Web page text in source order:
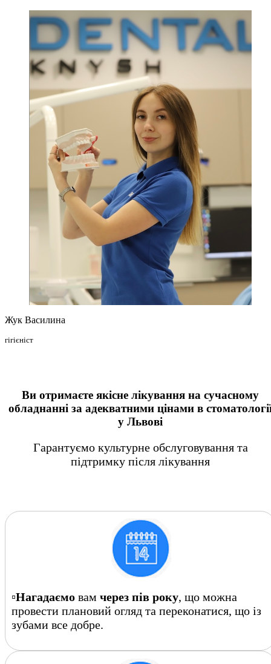
Жук Василина
гігієніст
Ви отримаєте якісне лікування на сучасному
обладнанні за адекватними цінами в
у Львові
Гарантуємо культурне обслуговування та
підтримку після лікування
▫️Нагадаємо вам через пів року, що можна
провести плановий огляд та переконатися, що із
зубами все добре.